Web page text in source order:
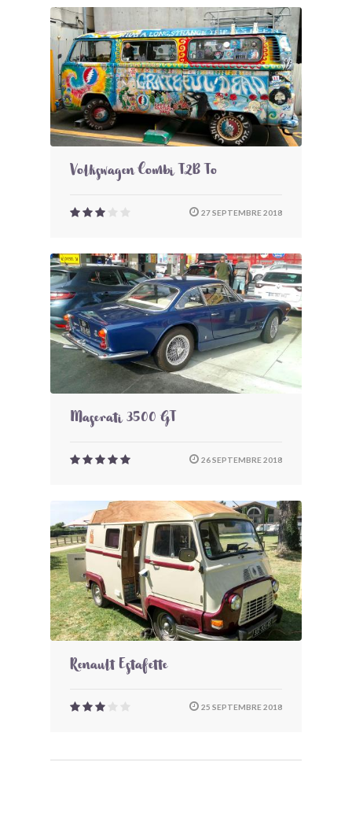
Volkswagen Combi T2B To
27 SEPTEMBRE 2018
Maserati 3500 GT
26 SEPTEMBRE 2018
Renault Estafette
25 SEPTEMBRE 2018